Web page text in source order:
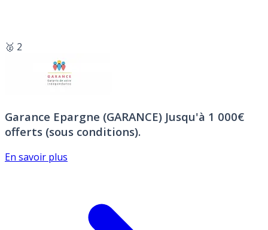
🥈 2
Garance Epargne (GARANCE) Jusqu'à 1 000€
offerts (sous conditions).
En savoir plus